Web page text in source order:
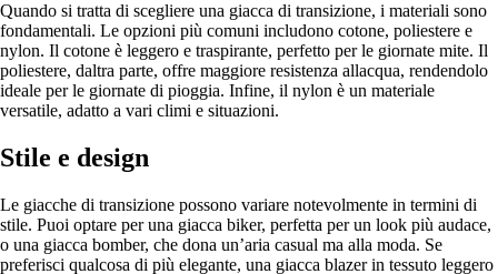
Quando si tratta di scegliere una giacca di transizione, i materiali sono
fondamentali. Le opzioni più comuni includono cotone, poliestere e
nylon. Il cotone è leggero e traspirante, perfetto per le giornate mite. Il
poliestere, daltra parte, offre maggiore resistenza allacqua, rendendolo
ideale per le giornate di pioggia. Infine, il nylon è un materiale
versatile, adatto a vari climi e situazioni.
Stile e design
Le giacche di transizione possono variare notevolmente in termini di
stile. Puoi optare per una giacca biker, perfetta per un look più audace,
o una giacca bomber, che dona un’aria casual ma alla moda. Se
preferisci qualcosa di più elegante, una giacca blazer in tessuto leggero